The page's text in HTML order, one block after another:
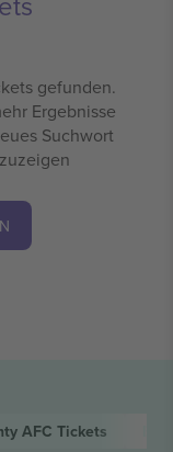
gefunden.
Ergebnisse
Suchwort
AFC Tickets